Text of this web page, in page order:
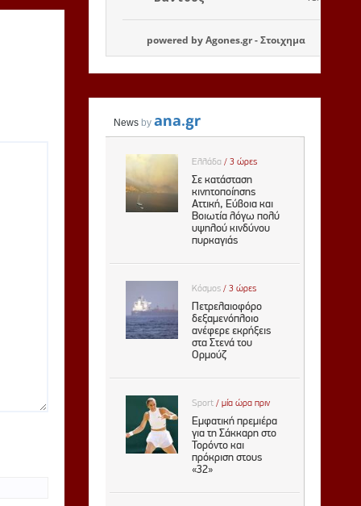
powered byAgones.gr-Στοιχημα